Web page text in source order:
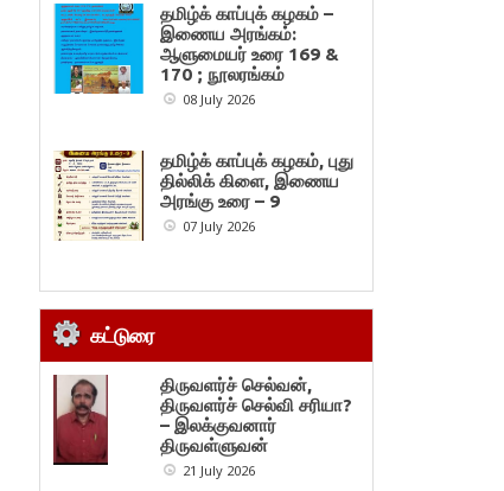
தமிழ்க் காப்புக் கழகம் –
இணைய அரங்கம்:
ஆளுமையர் உரை 169 &
170 ; நூலரங்கம்
08 July 2026
தமிழ்க் காப்புக் கழகம், புது
தில்லிக் கிளை, இணைய
அரங்கு உரை – 9
07 July 2026
கட்டுரை
திருவளர்ச் செல்வன்,
திருவளர்ச் செல்வி சரியா?
– இலக்குவனார்
திருவள்ளுவன்
21 July 2026